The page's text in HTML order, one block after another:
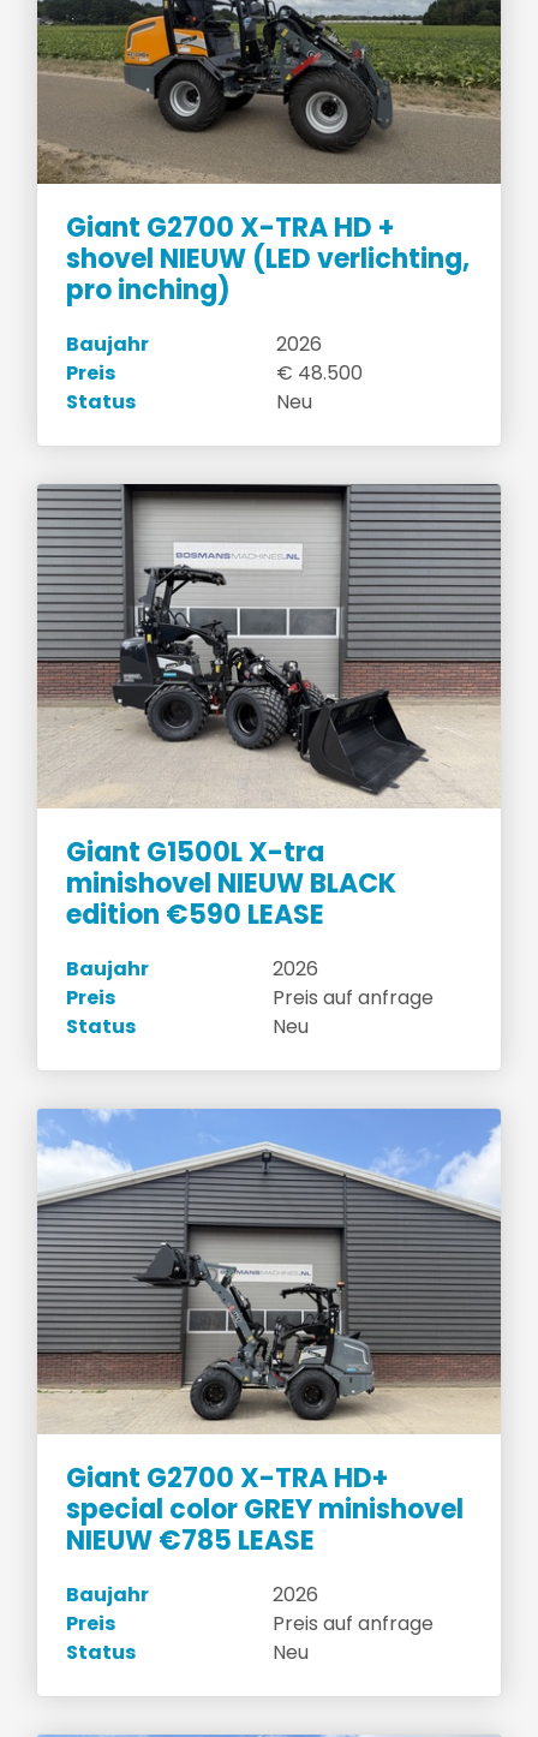
Giant G2700 X-TRA HD +
shovel NIEUW (LED verlichting,
pro inching)
Baujahr
2026
Preis
€ 48.500
Status
Neu
Giant G1500L X-tra
minishovel NIEUW BLACK
edition €590 LEASE
Baujahr
2026
Preis
Preis auf anfrage
Status
Neu
Giant G2700 X-TRA HD+
special color GREY minishovel
NIEUW €785 LEASE
Baujahr
2026
Preis
Preis auf anfrage
Status
Neu